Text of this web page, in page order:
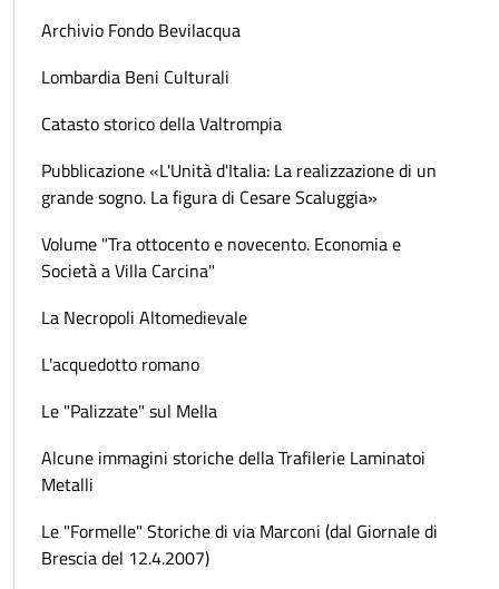
Archivio Fondo Bevilacqua
Lombardia Beni Culturali
Catasto storico della Valtrompia
Pubblicazione «L'Unità d'Italia: La realizzazione di un
grande sogno. La figura di Cesare Scaluggia»
Volume "Tra ottocento e novecento. Economia e
Società a Villa Carcina"
La Necropoli Altomedievale
L'acquedotto romano
Le "Palizzate" sul Mella
Alcune immagini storiche della Trafilerie Laminatoi
Metalli
Le "Formelle" Storiche di via Marconi (dal Giornale di
Brescia del 12.4.2007)